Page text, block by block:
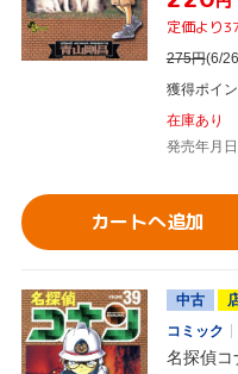
定価より
275円(6/
獲得ポイ
在庫あり
発売年月
カートへ追加
中古
コミック
名探偵コ